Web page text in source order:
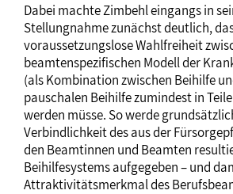
Dabei machte Zimbehl eingangs in
Stellungnahme zunächst deutlich,
voraussetzungslose Wahlfreiheit
beamtenspezifischen Modell der
(als Kombination zwischen Beihilfe
pauschalen Beihilfe zumindest in
werden müsse. So werde
Verbindlichkeit des aus der
den Beamtinnen und Beamten
Beihilfesystems aufgegeben – und
Attraktivitätsmerkmal des